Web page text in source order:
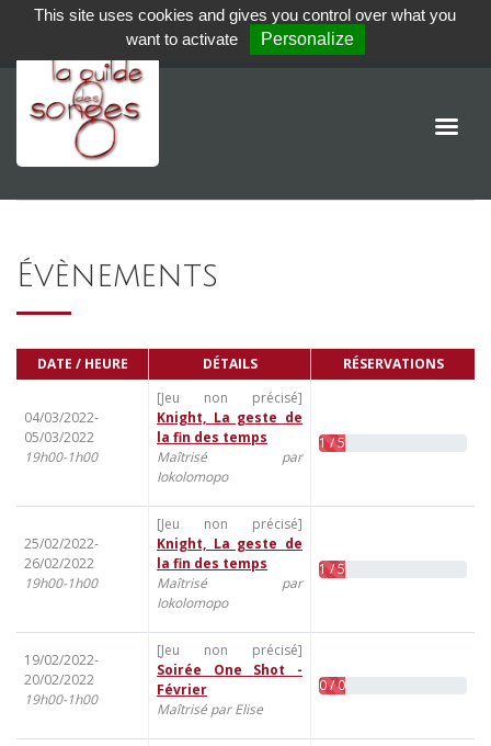
Évènements
DATE / HEURE DÉTAILS RÉSERVATIONS
04/03/2022-
05/03/2022
19h00-1h00
[Jeu non précisé]
Knight, La geste de
la fin des temps
Maîtrisé par
Iokolomopo
1 / 5
25/02/2022-
26/02/2022
19h00-1h00
[Jeu non précisé]
Knight, La geste de
la fin des temps
Maîtrisé par
Iokolomopo
1 / 5
19/02/2022-
20/02/2022
19h00-1h00
[Jeu non précisé]
Soirée One Shot -
Février
Maîtrisé par Elise
0 / 0
This site uses cookies and gives you control over what you
want to activate
Personalize